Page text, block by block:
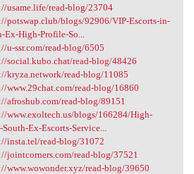
usame.life/read-blog/23704
potswap.club/blogs/92906/VIP-Escorts-in-
Ex-High-Profile-So...
u-ssr.com/read-blog/6505
social.kubo.chat/read-blog/48426
kryza.network/read-blog/11085
www.29chat.com/read-blog/16860
afroshub.com/read-blog/89151
www.exoltech.us/blogs/166284/High-
South-Ex-Escorts-Service...
insta.tel/read-blog/31072
jointcorners.com/read-blog/37521
www.wowonder.xyz/read-blog/39650